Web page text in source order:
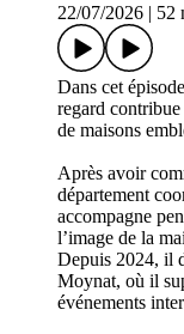
22/07/2026
52
Dans cet
regard contribue
de maisons
Après avoir
département
accompagne
l’image de la
Depuis 2024, il
Moynat, où il
événements